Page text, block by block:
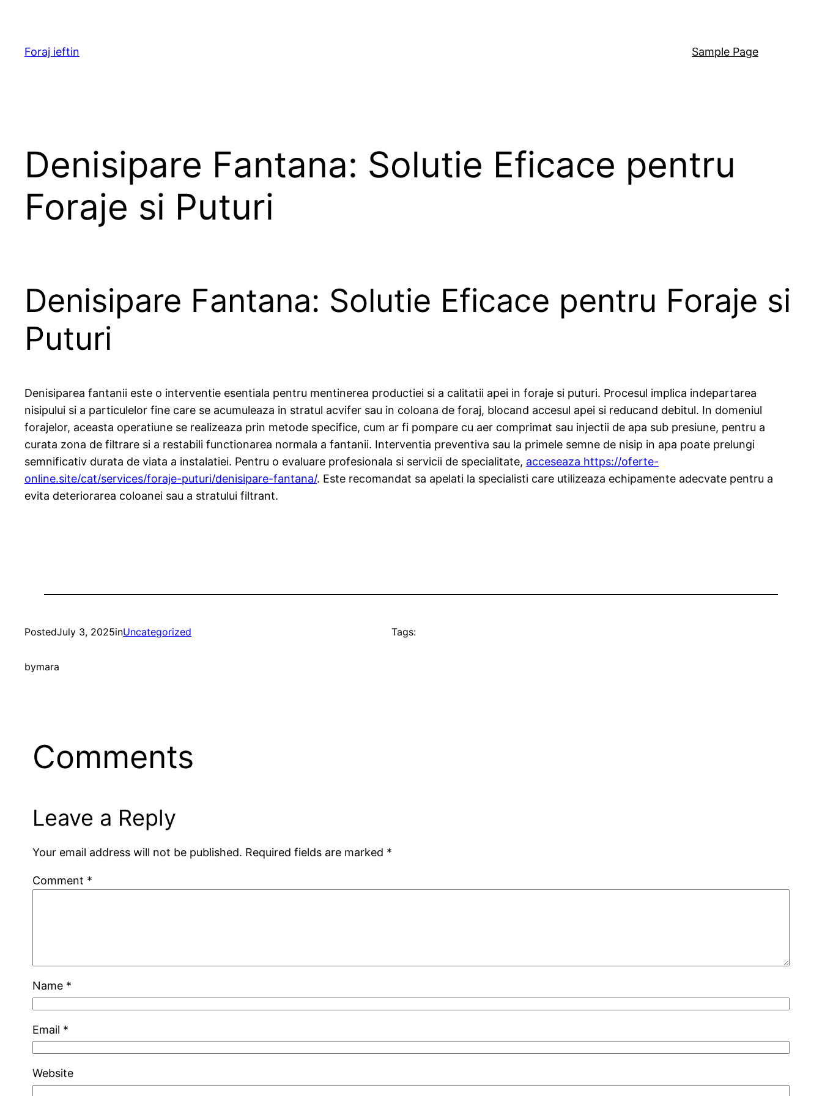
content
Foraj ieftin Sample Page
Denisipare Fantana: Solutie Eficace pentru
Foraje si Puturi
Denisipare Fantana: Solutie Eficace pentru Foraje si
Puturi
Denisiparea fantanii este o interventie esentiala pentru mentinerea productiei si a calitatii apei in foraje si puturi. Procesul implica indepartarea
nisipului si a particulelor fine care se acumuleaza in stratul acvifer sau in coloana de foraj, blocand accesul apei si reducand debitul. In domeniul
forajelor, aceasta operatiune se realizeaza prin metode specifice, cum ar fi pompare cu aer comprimat sau injectii de apa sub presiune, pentru a
curata zona de filtrare si a restabili functionarea normala a fantanii. Interventia preventiva sau la primele semne de nisip in apa poate prelungi
semnificativ durata de viata a instalatiei. Pentru o evaluare profesionala si servicii de specialitate, acceseaza https://oferte-
online.site/cat/services/foraje-puturi/denisipare-fantana/. Este recomandat sa apelati la specialisti care utilizeaza echipamente adecvate pentru a
evita deteriorarea coloanei sau a stratului filtrant.
PostedJuly 3, 2025inUncategorized
bymara
Tags:
Comments
Leave a Reply
Your email address will not be published. Required fields are marked *
Comment *
Name *
Email *
Website